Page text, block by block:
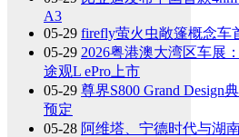
A3
05-29 firefly萤火虫敞篷概念车
05-29 2026粤港澳大湾区车展
途观L ePro上市
05-29 尊界S800 Grand Design
预定
05-28 阿维塔、宁德时代与湖